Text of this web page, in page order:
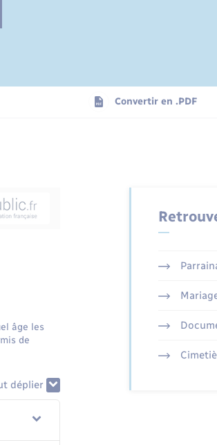
Convertir en .PDF
âge les
de
déplier